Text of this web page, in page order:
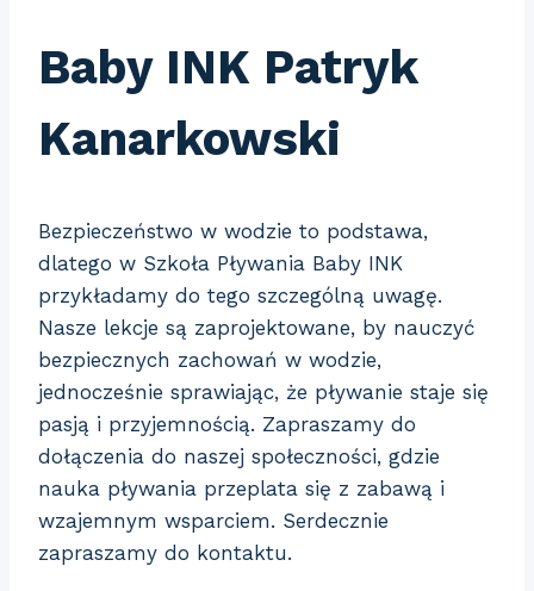
Baby INK Patryk
Kanarkowski
Bezpieczeństwo w wodzie to podstawa,
dlatego w Szkoła Pływania Baby INK
przykładamy do tego szczególną uwagę.
Nasze lekcje są zaprojektowane, by nauczyć
bezpiecznych zachowań w wodzie,
jednocześnie sprawiając, że pływanie staje się
pasją i przyjemnością. Zapraszamy do
dołączenia do naszej społeczności, gdzie
nauka pływania przeplata się z zabawą i
wzajemnym wsparciem. Serdecznie
zapraszamy do kontaktu.